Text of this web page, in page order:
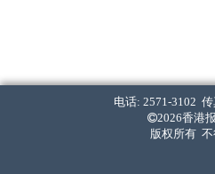
电话: 2571-3102
2026香港
版权所有